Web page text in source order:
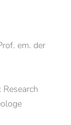
em. der